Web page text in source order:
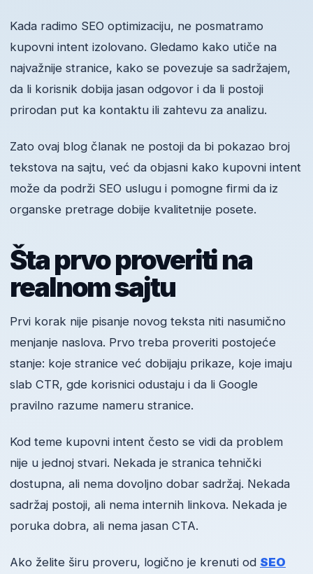
Kada radimo SEO optimizaciju, ne posmatramo
kupovni intent izolovano. Gledamo kako utiče na
najvažnije stranice, kako se povezuje sa sadržajem,
da li korisnik dobija jasan odgovor i da li postoji
prirodan put ka kontaktu ili zahtevu za analizu.
Zato ovaj blog članak ne postoji da bi pokazao broj
tekstova na sajtu, već da objasni kako kupovni intent
može da podrži SEO uslugu i pomogne firmi da iz
organske pretrage dobije kvalitetnije posete.
Šta prvo proveriti na
realnom sajtu
Prvi korak nije pisanje novog teksta niti nasumično
menjanje naslova. Prvo treba proveriti postojeće
stanje: koje stranice već dobijaju prikaze, koje imaju
slab CTR, gde korisnici odustaju i da li Google
pravilno razume nameru stranice.
Kod teme kupovni intent često se vidi da problem
nije u jednoj stvari. Nekada je stranica tehnički
dostupna, ali nema dovoljno dobar sadržaj. Nekada
sadržaj postoji, ali nema internih linkova. Nekada je
poruka dobra, ali nema jasan CTA.
Ako želite širu proveru, logično je krenuti od SEO